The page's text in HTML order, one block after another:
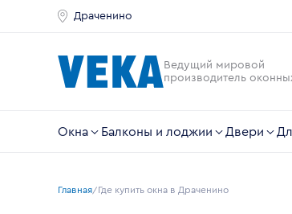
Драченино
Ведущий мировой
производитель
Окна Балконы и лоджии Двери
Главная Где купить окна в Драченино